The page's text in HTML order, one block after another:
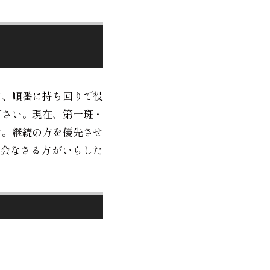
順番に持ち回りで役
い。現在、第一斑・
継続の方を優先させ
なさる方がいらした